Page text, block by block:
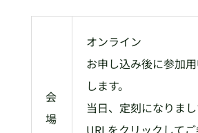
会
場
オンライン
お申し込み後に参加
します。
当日、定刻になりま
URLをクリックして